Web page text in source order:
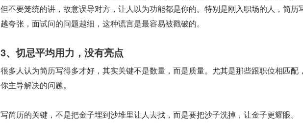
但不要笼统的讲，故意误导对方，让人以为功能都是你的。特别是刚入职场的人，简历
越夸张，面试问的问题越细，这种谎言是最容易被戳破的。
3、切忌平均用力，没有亮点
很多人认为简历写得多才好，其实关键不是数量，而是质量。尤其是那些跟职位相匹配
你主导解决的问题。
写简历的关键，不是把金子埋到沙堆里让人去找，而是要把沙子洗掉，让金子更耀眼。